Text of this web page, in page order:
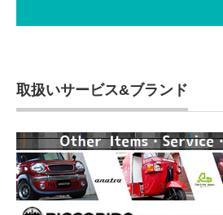
取扱いサービス&ブランド